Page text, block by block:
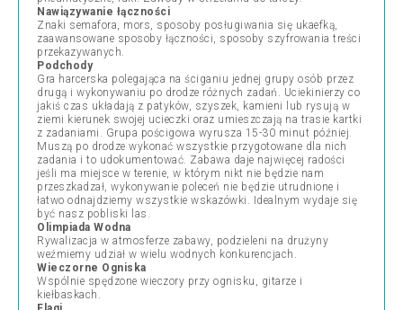
Nawiązywanie łączności
Znaki semafora, mors, sposoby posługiwania się ukaefką,
zaawansowane sposoby łączności, sposoby szyfrowania treści
przekazywanych.
Podchody
Gra harcerska polegająca na ściganiu jednej grupy osób przez
drugą i wykonywaniu po drodze różnych zadań. Uciekinierzy co
jakiś czas układają z patyków, szyszek, kamieni lub rysują w
ziemi kierunek swojej ucieczki oraz umieszczają na trasie kartki
z zadaniami. Grupa pościgowa wyrusza 15-30 minut później.
Muszą po drodze wykonać wszystkie przygotowane dla nich
zadania i to udokumentować. Zabawa daje najwięcej radości
jeśli ma miejsce w terenie, w którym nikt nie będzie nam
przeszkadzał, wykonywanie poleceń nie będzie utrudnione i
łatwo odnajdziemy wszystkie wskazówki. Idealnym wydaje się
być nasz pobliski las.
Olimpiada Wodna
Rywalizacja w atmosferze zabawy, podzieleni na drużyny
weźmiemy udział w wielu wodnych konkurencjach.
Wieczorne Ogniska
Wspólnie spędzone wieczory przy ognisku, gitarze i
kiełbaskach.